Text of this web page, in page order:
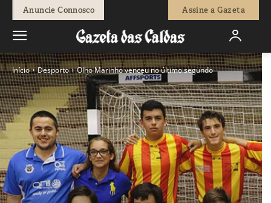
Anuncie Connosco Assine a Gazeta
Início Desporto Olho Marinho venceu no último segundo